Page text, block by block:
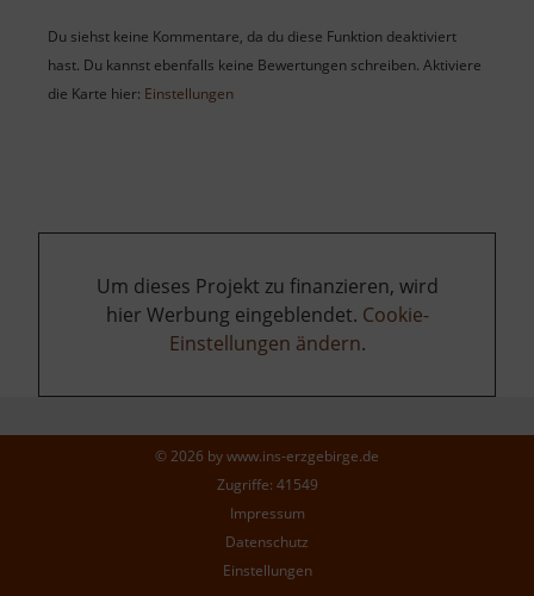
Du siehst keine Kommentare, da du diese Funktion deaktiviert
hast. Du kannst ebenfalls keine Bewertungen schreiben. Aktiviere
die Karte hier: Einstellungen
Um dieses Projekt zu finanzieren, wird
hier Werbung eingeblendet. Cookie-
Einstellungen ändern.
© 2026 bywww.ins-erzgebirge.de
Zugriffe: 41549
Impressum
Datenschutz
Einstellungen